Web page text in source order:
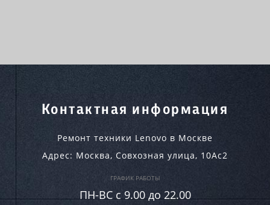
Контактная информация
Ремонт техники Lenovo в Москве
Адрес: Москва, Совхозная улица, 10Ас2
ГРАФИК РАБОТЫ
ПН-ВC c 9.00 до 22.00